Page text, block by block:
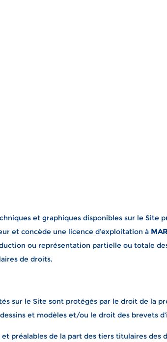
et graphiques disponibles sur le Site
et concède une licence d’exploitation à
ou représentation partielle ou totale
de droits.
sur le Site sont protégés par le droit de la
et modèles et/ou le droit des brevets
préalables de la part des tiers titulaires